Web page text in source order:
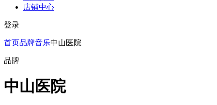
店铺中心
登录
首页品牌音乐中山医院
品牌
中山医院